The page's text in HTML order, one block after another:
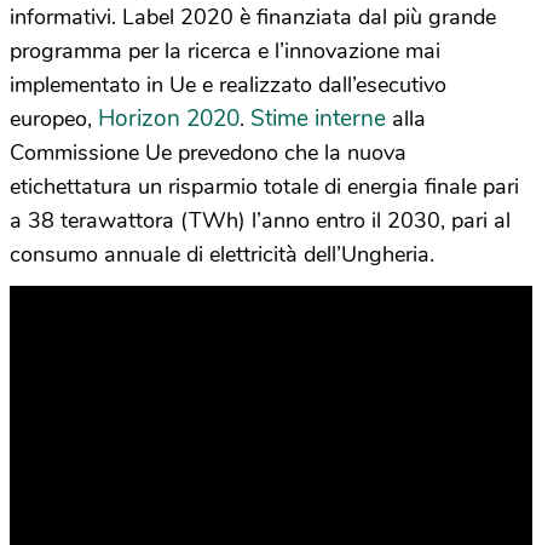
informativi. Label 2020 è finanziata dal più grande
programma per la ricerca e l’innovazione mai
implementato in Ue e realizzato dall’esecutivo
europeo, Horizon 2020. Stime interne alla
Commissione Ue prevedono che la nuova
etichettatura un risparmio totale di energia finale pari
a 38 terawattora (TWh) l’anno entro il 2030, pari al
consumo annuale di elettricità dell’Ungheria.